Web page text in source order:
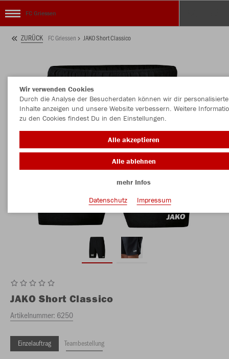
FC Griessen
ZURÜCK FC Griessen JAKO Short Classico
JAKO Short Classico
Artikelnummer: 6250
Einzelauftrag Teambestellung
Wir verwenden Cookies
Durch die Analyse der Besucherdaten können wir dir personalisierte
Inhalte anzeigen und unsere Website verbessern. Weitere
zu den Cookies findest Du in den Einstellungen.
Alle akzeptieren
Alle ablehnen
mehr Infos
Datenschutz
Impressum